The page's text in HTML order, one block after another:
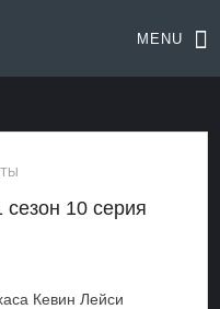
MENU
10 серия
Кевин Лейси